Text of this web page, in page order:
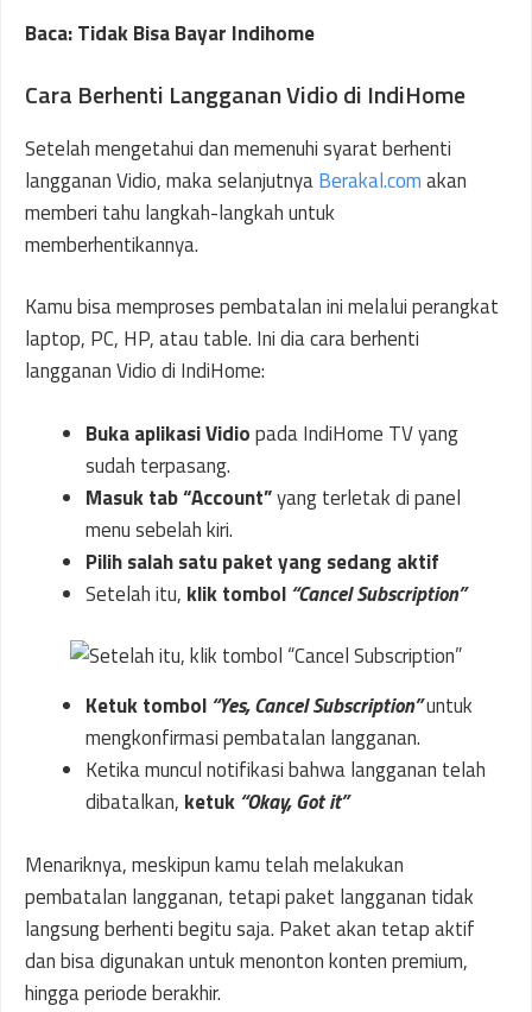
Baca: Tidak Bisa Bayar Indihome
Cara Berhenti Langganan Vidio di IndiHome
Setelah mengetahui dan memenuhi syarat berhenti
langganan Vidio, maka selanjutnyaBerakal.comakan
memberi tahu langkah-langkah untuk
memberhentikannya.
Kamu bisa memproses pembatalan ini melalui perangkat
laptop, PC, HP, atau table. Ini dia cara berhenti
langganan Vidio di IndiHome:
Buka aplikasi Vidiopada IndiHome TV yang
sudah terpasang.
Masuk tab “Account”yang terletak di panel
menu sebelah kiri.
Pilih salah satu paket yang sedang aktif
Setelah itu, klik tombol“Cancel Subscription”
Ketuk tombol“Yes, Cancel Subscription”untuk
mengkonfirmasi pembatalan langganan.
Ketika muncul notifikasi bahwa langganan telah
dibatalkan, ketuk“Okay, Got it”
Menariknya, meskipun kamu telah melakukan
pembatalan langganan, tetapi paket langganan tidak
langsung berhenti begitu saja. Paket akan tetap aktif
dan bisa digunakan untuk menonton konten premium,
hingga periode berakhir.